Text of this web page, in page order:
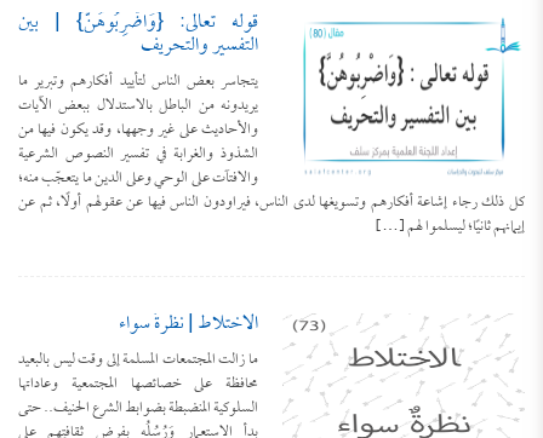
قوله تعالى: {وَاضْرِبُوهُنَّ} | بين
التفسير والتحريف
يتجاسر بعض الناس لتأييد أفكارهم وتبرير ما
يريدونه من الباطل بالاستدلال ببعض الآيات
والأحاديث على غير وجهها، وقد يكون فيها من
الشذوذ والغرابة في تفسير النصوص الشرعية
والافتآت على الوحي وعلى الدين ما يتعجّب منه؛
كل ذلك رجاء إشاعة أفكارهم وتسويغها لدى الناس، فيراودون الناس فيها عن عقولهم أولًا، ثم عن
إيمانهم ثانيًا؛ ليسلموا لهم […]
الاختلاط | نظرةٌ سواء
ما زالت المجتمعات المسلمة إلى وقت ليس بالبعيد
محافظة على خصائصها المجتمعية وعاداتها
السلوكية المنضبطة بضوابط الشرع الحنيف.. حتى